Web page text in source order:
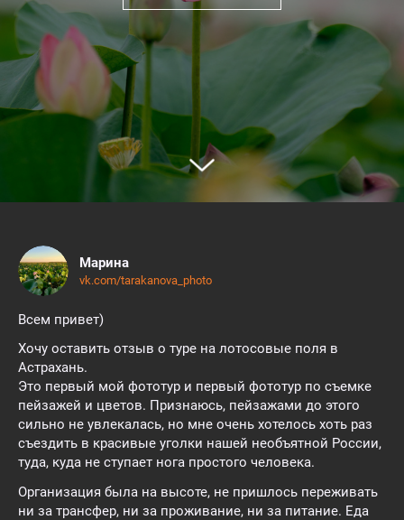
Марина
vk.com/tarakanova_photo
Всем привет)
Хочу оставить отзыв о туре на лотосовые поля в
Астрахань.
Это первый мой фототур и первый фототур по съемке
пейзажей и цветов. Признаюсь, пейзажами до этого
сильно не увлекалась, но мне очень хотелось хоть раз
съездить в красивые уголки нашей необъятной России,
туда, куда не ступает нога простого человека.
Организация была на высоте, не пришлось переживать
ни за трансфер, ни за проживание, ни за питание. Еда